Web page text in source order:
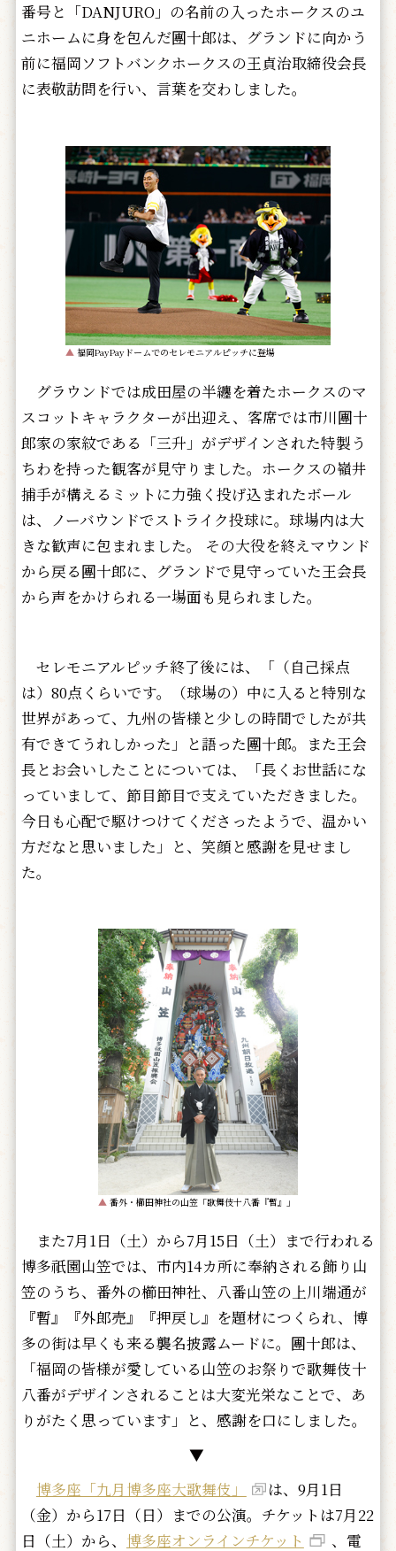
番号と「DANJURO」の名前の入ったホークスのユ
ニホームに身を包んだ團十郎は、グランドに向かう
前に福岡ソフトバンクホークスの王貞治取締役会長
に表敬訪問を行い、言葉を交わしました。
▲ 福岡PayPayドームでのセレモニアルピッチに登場
グラウンドでは成田屋の半纏を着たホークスのマ
スコットキャラクターが出迎え、客席では市川團十
郎家の家紋である「三升」がデザインされた特製う
ちわを持った観客が見守りました。ホークスの嶺井
捕手が構えるミットに力強く投げ込まれたボール
は、ノーバウンドでストライク投球に。球場内は大
きな歓声に包まれました。 その大役を終えマウンド
から戻る團十郎に、グランドで見守っていた王会長
から声をかけられる一場面も見られました。
セレモニアルピッチ終了後には、「（自己採点
は）80点くらいです。（球場の）中に入ると特別な
世界があって、九州の皆様と少しの時間でしたが共
有できてうれしかった」と語った團十郎。また王会
長とお会いしたことについては、「長くお世話にな
っていまして、節目節目で支えていただきました。
今日も心配で駆けつけてくださったようで、温かい
方だなと思いました」と、笑顔と感謝を見せまし
た。
▲ 番外・櫛田神社の山笠「歌舞伎十八番『暫』」
また7月1日（土）から7月15日（土）まで行われる
博多祇園山笠では、市内14カ所に奉納される飾り山
笠のうち、番外の櫛田神社、八番山笠の上川端通が
『暫』『外郎売』『押戻し』を題材につくられ、博
多の街は早くも来る襲名披露ムードに。團十郎は、
「福岡の皆様が愛している山笠のお祭りで歌舞伎十
八番がデザインされることは大変光栄なことで、あ
りがたく思っています」と、感謝を口にしました。
▼
博多座「九月博多座大歌舞伎」
は、9月1日
（金）から17日（日）までの公演。チケットは7月22
日（土）から、 博多座オンラインチケット 、電